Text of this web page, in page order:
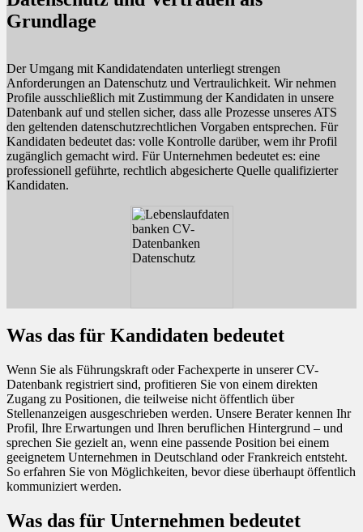
Grundlage
Der Umgang mit Kandidatendaten unterliegt strengen
Anforderungen an Datenschutz und Vertraulichkeit. Wir nehmen
Profile ausschließlich mit Zustimmung der Kandidaten in unsere
Datenbank auf und stellen sicher, dass alle Prozesse unseres ATS
den geltenden datenschutzrechtlichen Vorgaben entsprechen. Für
Kandidaten bedeutet das: volle Kontrolle darüber, wem ihr Profil
zugänglich gemacht wird. Für Unternehmen bedeutet es: eine
professionell geführte, rechtlich abgesicherte Quelle qualifizierter
Kandidaten.
Was das für Kandidaten bedeutet
Wenn Sie als Führungskraft oder Fachexperte in unserer CV-
Datenbank registriert sind, profitieren Sie von einem direkten
Zugang zu Positionen, die teilweise nicht öffentlich über
Stellenanzeigen ausgeschrieben werden. Unsere Berater kennen Ihr
Profil, Ihre Erwartungen und Ihren beruflichen Hintergrund – und
sprechen Sie gezielt an, wenn eine passende Position bei einem
geeignetem Unternehmen in Deutschland oder Frankreich entsteht.
So erfahren Sie von Möglichkeiten, bevor diese überhaupt öffentlich
kommuniziert werden.
Was das für Unternehmen bedeutet